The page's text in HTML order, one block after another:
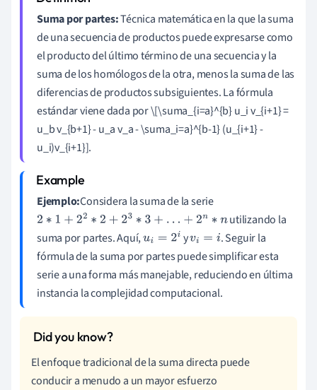
Suma por partes:Técnica matemática en la que la suma
de una secuencia de productos puede expresarse como
el producto del último término de una secuencia y la
suma de los homólogos de la otra, menos la suma de las
diferencias de productos subsiguientes. La fórmula
estándar viene dada por \[\suma_{i=a}^{b} u_i v_{i+1} =
u_b v_{b+1} - u_a v_a - \suma_i=a}^{b-1} (u_{i+1} -
u_i)v_{i+1}].
Ejemplo:Considera la suma de la serie
2∗1+ 22 ∗2 +2 3∗3 +… +2n ∗n
utilizando la
suma por partes. Aquí,ui= 2i yvi= i
. Seguir la
fórmula de la suma por partes puede simplificar esta
serie a una forma más manejable, reduciendo en última
instancia la complejidad computacional.
El enfoque tradicional de la suma directa puede
conducir a menudo a un mayor esfuerzo